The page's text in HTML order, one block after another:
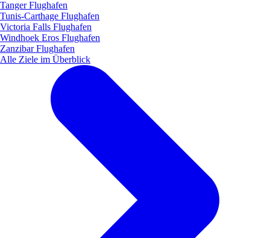
Tanger Flughafen
Tunis-Carthage Flughafen
Victoria Falls Flughafen
Windhoek Eros Flughafen
Zanzibar Flughafen
Alle Ziele im Überblick